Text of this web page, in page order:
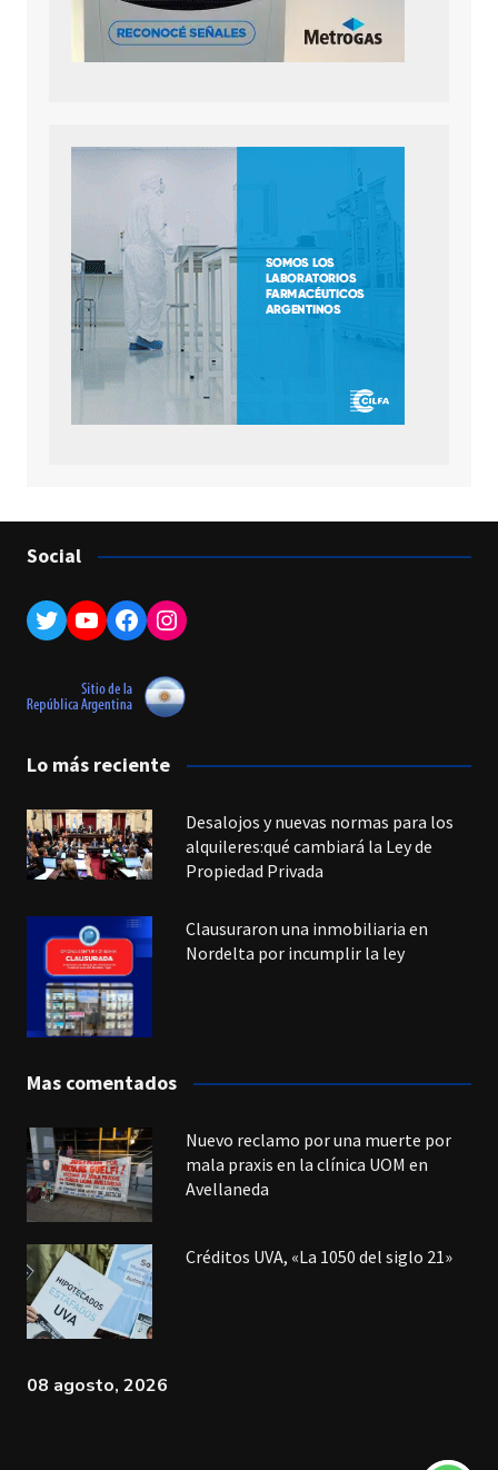
Social
Twitter
YouTube
Facebook
Instagram
Lo más reciente
Desalojos y nuevas normas para los
alquileres:qué cambiará la Ley de
Propiedad Privada
Clausuraron una inmobiliaria en
Nordelta por incumplir la ley
Mas comentados
Nuevo reclamo por una muerte por
mala praxis en la clínica UOM en
Avellaneda
Créditos UVA, «La 1050 del siglo 21»
08 agosto, 2026